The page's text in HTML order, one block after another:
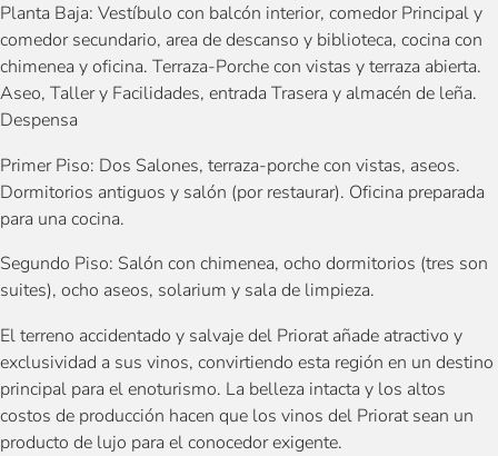
Planta Baja: Vestíbulo con balcón interior, comedor Principal y
comedor secundario, area de descanso y biblioteca, cocina con
chimenea y oficina. Terraza-Porche con vistas y terraza abierta.
Aseo, Taller y Facilidades, entrada Trasera y almacén de leña.
Despensa
Primer Piso: Dos Salones, terraza-porche con vistas, aseos.
Dormitorios antiguos y salón (por restaurar). Oficina preparada
para una cocina.
Segundo Piso: Salón con chimenea, ocho dormitorios (tres son
suites), ocho aseos, solarium y sala de limpieza.
El terreno accidentado y salvaje del Priorat añade atractivo y
exclusividad a sus vinos, convirtiendo esta región en un destino
principal para el enoturismo. La belleza intacta y los altos
costos de producción hacen que los vinos del Priorat sean un
producto de lujo para el conocedor exigente.